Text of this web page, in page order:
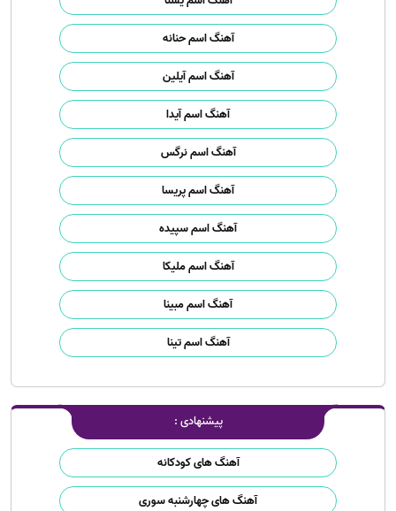
آهنگ اسم حنانه
آهنگ اسم آیلین
آهنگ اسم آیدا
آهنگ اسم نرگس
آهنگ اسم پریسا
آهنگ اسم سپیده
آهنگ اسم ملیکا
آهنگ اسم مبینا
آهنگ اسم تینا
پیشنهادی :
آهنگ های کودکانه
آهنگ های چهارشنبه سوری